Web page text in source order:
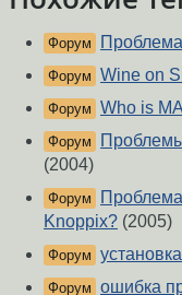
Форум
Форум Wine on
Форум Who is
Форум
(2004)
Форум
Knoppix? (2005)
Форум
Форум ошибка